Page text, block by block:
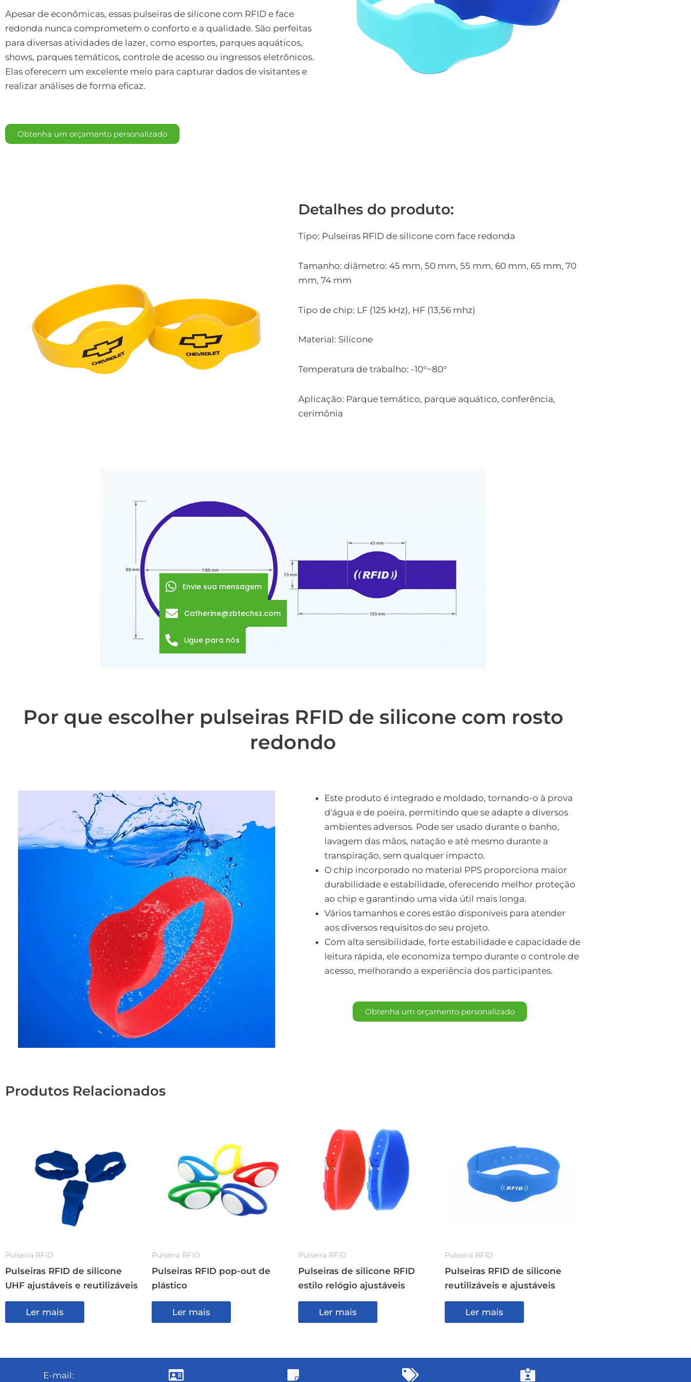
Apesar de econômicas, essas pulseiras de silicone com RFID e face
redonda nunca comprometem o conforto e a qualidade. São perfeitas
para diversas atividades de lazer, como esportes, parques aquáticos,
shows, parques temáticos, controle de acesso ou ingressos eletrônicos.
Elas oferecem um excelente meio para capturar dados de visitantes e
realizar análises de forma eficaz.
Obtenha um orçamento personalizado
Detalhes do produto:
Tipo: Pulseiras RFID de silicone com face redonda
Tamanho: diâmetro: 45 mm, 50 mm, 55 mm, 60 mm, 65 mm, 70
mm, 74 mm
Tipo de chip: LF (125 kHz), HF (13,56 mhz)
Material: Silicone
Temperatura de trabalho: -10°~80°
Aplicação: Parque temático, parque aquático, conferência,
cerimônia
Por que escolher pulseiras RFID de silicone com rosto
redondo
Este produto é integrado e moldado, tornando-o à prova
d'água e de poeira, permitindo que se adapte a diversos
ambientes adversos. Pode ser usado durante o banho,
lavagem das mãos, natação e até mesmo durante a
transpiração, sem qualquer impacto.
O chip incorporado no material PPS proporciona maior
durabilidade e estabilidade, oferecendo melhor proteção
ao chip e garantindo uma vida útil mais longa.
Vários tamanhos e cores estão disponíveis para atender
aos diversos requisitos do seu projeto.
Com alta sensibilidade, forte estabilidade e capacidade de
leitura rápida, ele economiza tempo durante o controle de
acesso, melhorando a experiência dos participantes.
Obtenha um orçamento personalizado
Produtos Relacionados
Pulseira RFID
Pulseiras RFID de silicone
UHF ajustáveis e reutilizáveis
Ler mais
Pulseira RFID
Pulseiras RFID pop-out de
plástico
Ler mais
Pulseira RFID
Pulseiras de silicone RFID
estilo relógio ajustáveis
Ler mais
Pulseira RFID
Pulseiras RFID de silicone
reutilizáveis e ajustáveis
Ler mais
E-mail:
Envie sua mensagem
Catherine@zbtechsz.com
Ligue para nós